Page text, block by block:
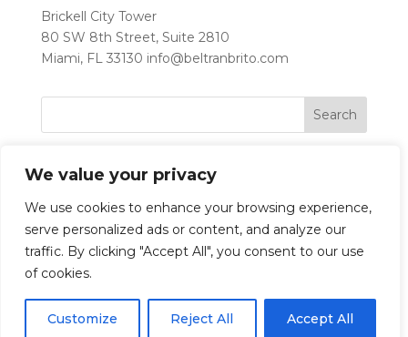
We value your privacy
We use cookies to enhance your browsing experience,
serve personalized ads or content, and analyze our
traffic. By clicking "Accept All", you consent to our use
of cookies.
Customize Reject All Accept All
Brickell City Tower
80 SW 8th Street, Suite 2810
Miami, FL 33130 info@beltranbrito.com
Let’s Work Together